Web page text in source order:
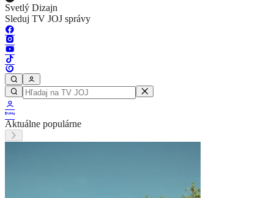
Svetlý Dizajn
Sleduj TV JOJ správy
Aktuálne populárne